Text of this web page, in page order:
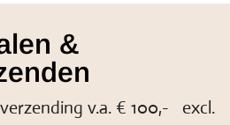
&
v.a. € 100,- excl.